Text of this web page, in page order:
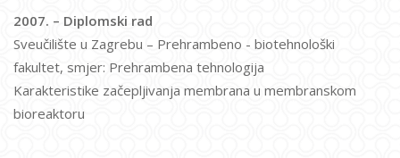
2007. – Diplomski rad
Sveučilište u Zagrebu – Prehrambeno - biotehnološki
fakultet, smjer: Prehrambena tehnologija
Karakteristike začepljivanja membrana u membranskom
bioreaktoru